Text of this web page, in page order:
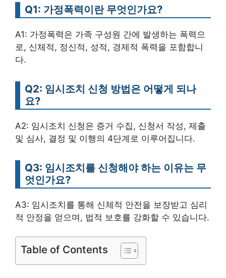
Q1: 가정폭력이란 무엇인가요?
A1: 가정폭력은 가족 구성원 간에 발생하는 폭력으
로, 신체적, 정신적, 성적, 경제적 폭력을 포함합니
다.
Q2: 임시조치 신청 방법은 어떻게 되나
요?
A2: 임시조치 신청은 증거 수집, 신청서 작성, 제출
및 심사, 결정 및 이행의 4단계로 이루어집니다.
Q3: 임시조치를 신청해야 하는 이유는 무
엇인가요?
A3: 임시조치를 통해 신체적 안전을 보장받고 심리
적 안정을 얻으며, 법적 보호를 강화할 수 있습니다.
Table of Contents